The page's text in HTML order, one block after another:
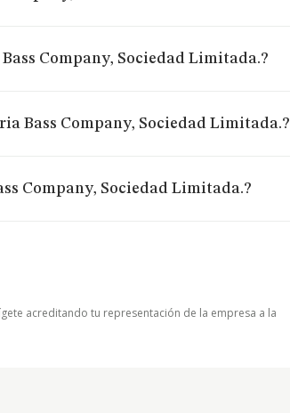
Company, Sociedad Limitada.?
Bass Company, Sociedad Limitada.?
Company, Sociedad Limitada.?
acreditando tu representación de la empresa a la